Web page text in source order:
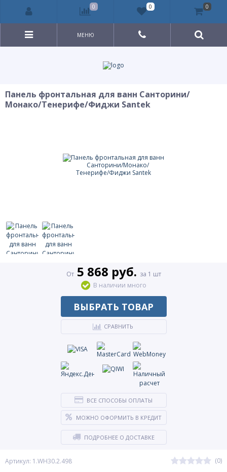
МЕНЮ
Панель фронтальная для ванн Санторини/
Монако/Тенерифе/Фиджи Santek
Артикул: 1.WH30.2.498 (0)
От5 868 руб. за 1 шт
В наличии много
ВЫБРАТЬ ТОВАР
СРАВНИТЬ
ВСЕ СПОСОБЫ ОПЛАТЫ
МОЖНО ОФОРМИТЬ В КРЕДИТ
ПОДРОБНЕЕ О ДОСТАВКЕ
0 0 0